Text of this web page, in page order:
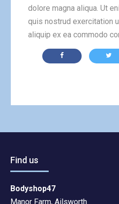
dolore magna aliqua. Ut
quis nostrud exercitation
aliquip ex ea commodo
Find us
Bodyshop47
Manor Farm, Ailsworth